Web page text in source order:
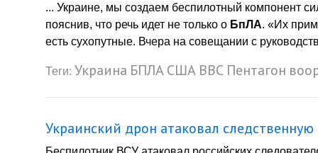
... Украине, мы создаем беспилотный компонент
пояснив, что речь идет не только о БпЛА. «Их
есть сухопутные. Вчера на совещании с
Теги: Украина БПЛАСША ВВС Пентагон
Украинский дрон атаковал следственную